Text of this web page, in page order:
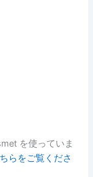
を使っていま
らをご覧くださ